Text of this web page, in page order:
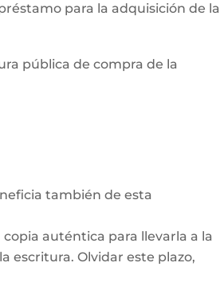
para la adquisición de la
pública de compra de la
también de esta
auténtica para llevarla a la
escritura. Olvidar este plazo,